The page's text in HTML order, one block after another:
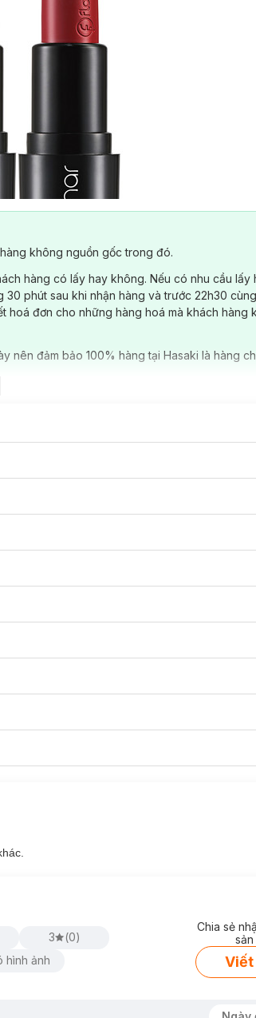
& công nghệ kỹ thuật tiên tiến giúp đem lại sự
lâu phai cho sản phẩm bám trên môi với độ
và thành phần chiết xuất từ đào, olive, cacao,
không nguồn gốc trong đó.
hàng có lấy hay không. Nếu có nhu cầu lấy
phút sau khi nhận hàng và trước 22h30
hoá đơn cho những hàng hoá mà khách hàng
nên đảm bảo 100% hàng tại Hasaki là hàng
3 (0)
hình ảnh
Chia sẻ
Viết